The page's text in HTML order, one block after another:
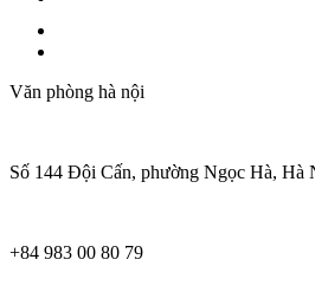
Văn phòng hà nội
Số 144 Đội Cấn, phường Ngọc Hà, Hà
+84 983 00 80 79